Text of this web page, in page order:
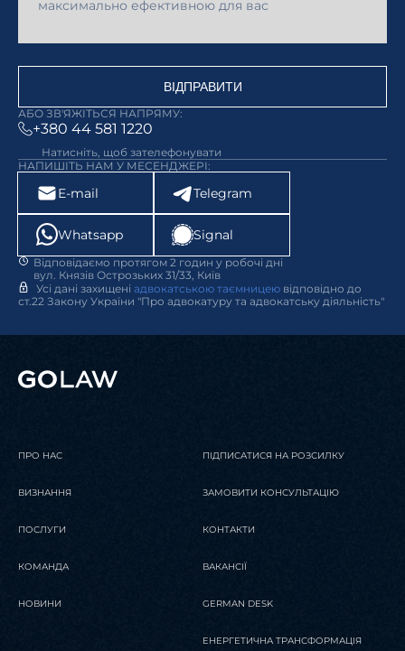
ВІДПРАВИТИ
АБО ЗВ'ЯЖІТЬСЯ НАПРЯМУ:
+380 44 581 1220
Натисніть, щоб зателефонувати
НАПИШІТЬ НАМ У МЕСЕНДЖЕРІ:
E-mail Telegram
Whatsapp Signal
Відповідаємо протягом 2 годин у робочі дні
вул. Князів Острозьких 31/33, Київ
Усі дані захищені адвокатською таємницею відповідно до
ст.22 Закону України "Про адвокатуру та адвокатську діяльність"
ПРО НАС
ВИЗНАННЯ
ПОСЛУГИ
КОМАНДА
НОВИНИ
ПІДПИСАТИСЯ НА РОЗСИЛКУ
ЗАМОВИТИ КОНСУЛЬТАЦІЮ
КОНТАКТИ
ВАКАНСІЇ
GERMAN DESK
ЕНЕРГЕТИЧНА ТРАНСФОРМАЦІЯ